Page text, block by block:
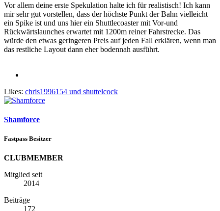
Vor allem deine erste Spekulation halte ich für realistisch! Ich kann
mir sehr gut vorstellen, dass der höchste Punkt der Bahn vielleicht
ein Spike ist und uns hier ein Shuttlecoaster mit Vor-und
Rückwärtslaunches erwartet mit 1200m reiner Fahrstrecke. Das
würde den etwas geringeren Preis auf jeden Fall erklären, wenn man
das restliche Layout dann eher bodennah ausführt.
Likes: chris1996154 und shuttelcock
Shamforce
Fastpass Besitzer
CLUBMEMBER
Mitglied seit
2014
Beiträge
172